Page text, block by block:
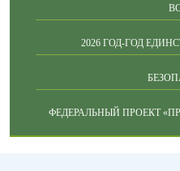
2026 ГОД-ГОД
ФЕДЕРАЛЬНЫЙ ПРОЕКТ